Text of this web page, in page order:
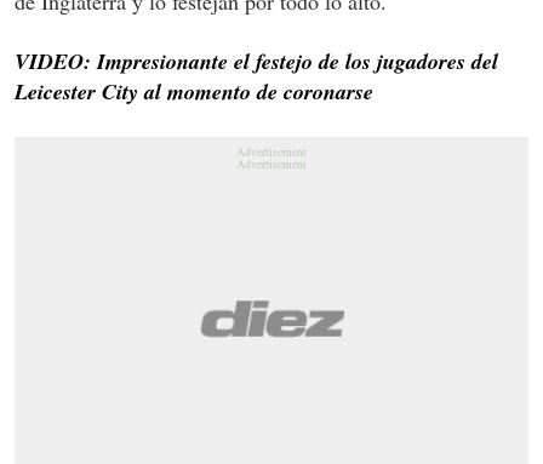
VIDEO: Impresionante el festejo de los jugadores del
Leicester City al momento de coronarse